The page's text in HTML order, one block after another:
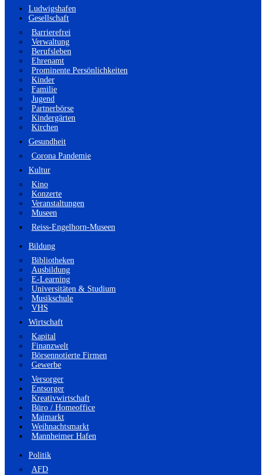
Ludwigshafen
Gesellschaft
Barrierefrei
Verwaltung
Berufsleben
Ehrenamt
Prominente Persönlichkeiten
Kinder
Familie
Jugend
Partnerbörse
Kindergärten
Kirchen
Gesundheit
Corona Pandemie
Kultur
Kino
Konzerte
Veranstaltungen
Museen
Reiss-Engelhorn-Museen
Bildung
Bibliotheken
Ausbildung
E-Learning
Universitäten & Studium
Musikschule
VHS
Wirtschaft
Kapital
Finanzwelt
Börsennotierte Firmen
Gewerbe
Versorger
Entsorger
Kreativwirtschaft
Büro / Homeoffice
Maimarkt
Weihnachtsmarkt
Mannheimer Hafen
Politik
AFD